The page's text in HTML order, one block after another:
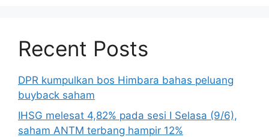
Recent Posts
DPR kumpulkan bos Himbara bahas peluang
buyback saham
IHSG melesat 4,82% pada sesi I Selasa (9/6),
saham ANTM terbang hampir 12%